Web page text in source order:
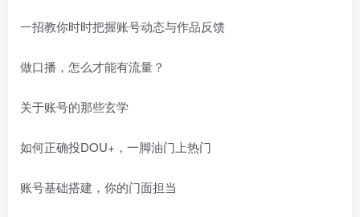
一招教你时时把握账号动态与作品反馈
做口播，怎么才能有流量？
关于账号的那些玄学
如何正确投DOU+，一脚油门上热门
账号基础搭建，你的门面担当